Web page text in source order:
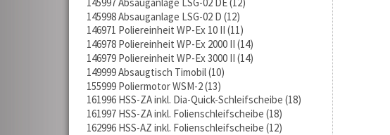
145998 Absauganlage LSG-02 D 12
146971 Poliereinheit WP-Ex 10 II 11
146978 Poliereinheit WP-Ex 2000 II 14
146979 Poliereinheit WP-Ex 3000 II 14
149999 Absaugtisch Timobil 10
155999 Poliermotor WSM-2 13
161996 HSS-ZA inkl. Dia-Quick-Schleifscheibe 18
161997 HSS-ZA inkl. Folienschleifscheibe 18
162996 HSS-AZ inkl. Folienschleifscheibe 12